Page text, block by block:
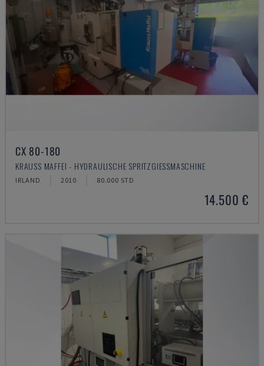
CX 80-180
KRAUSS MAFFEI - HYDRAULISCHE SPRITZGIESSMASCHINE
IRLAND 2010 80.000 STD
14.500 €